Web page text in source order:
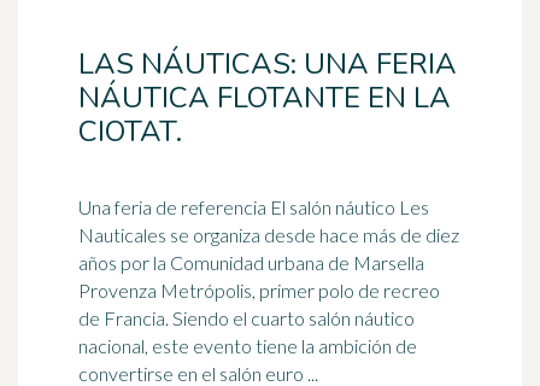
LAS NÁUTICAS: UNA FERIA
NÁUTICA FLOTANTE EN LA
CIOTAT.
Una feria de referencia El salón náutico Les
Nauticales se organiza desde hace más de diez
años por la Comunidad urbana de Marsella
Provenza Metrópolis, primer polo de recreo
de Francia. Siendo el cuarto salón náutico
nacional, este evento tiene la ambición de
convertirse en el salón euro ...